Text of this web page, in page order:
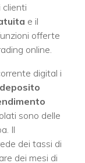
clienti
e il
offerte
online.
digital i
sono delle
Il
dei tassi di
dei mesi di